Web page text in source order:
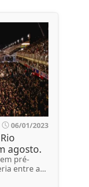
06/01/2023
agosto.
pré-
entre a...